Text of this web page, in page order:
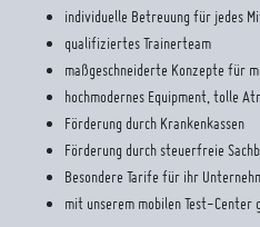
individuelle Betreuung für jedes
qualifiziertes Trainerteam
maßgeschneiderte Konzepte für
hochmodernes Equipment, tolle
Förderung durch Krankenkassen
Förderung durch steuerfreie
Besondere Tarife für ihr
mit unserem mobilen Test-Center